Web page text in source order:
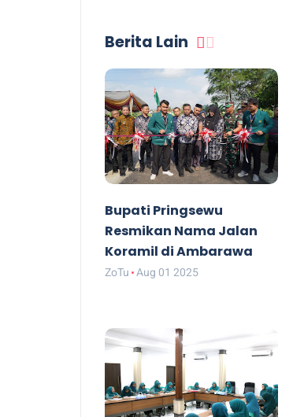
Berita Lain
Bupati Pringsewu
Resmikan Nama Jalan
Koramil di Ambarawa
ZoTu Aug 01 2025